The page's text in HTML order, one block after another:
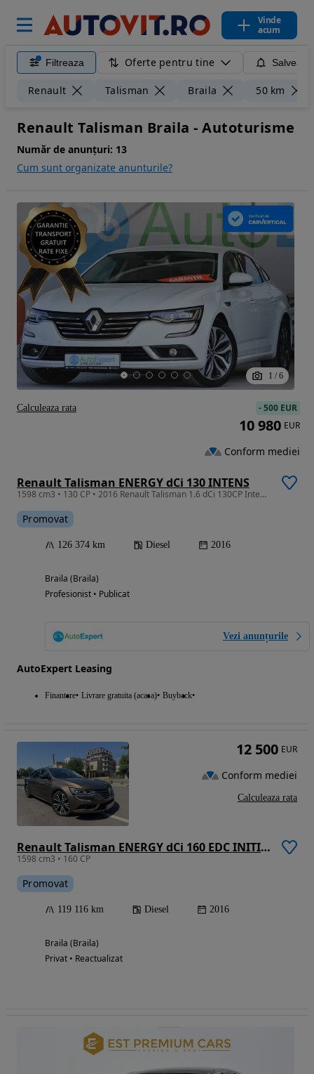
Vinde
acum
Filtreaza Oferte pentru tine
Renault Talisman Braila 50 km
Renault Talisman Braila - Autoturisme
Număr de anunțuri: 13
Cum sunt organizate anunturile?
1 / 6
Renault Talisman ENERGY dCi 130 INTENS
1598 cm3 • 130 CP • 2016 Renault Talisman 1.6 dCi 130CP Intens / RATE FIXE / Garanție
Promovat
126 374 km Diesel 2016
Braila (Braila)
Profesionist • Publicat
Vezi anunțurile
AutoExpert Leasing
Finantare Livrare gratuita (acasa) Buyback
-500 EUR
10 980 EUR
Conform mediei
Calculeaza rata
Renault Talisman ENERGY dCi 160 EDC INITIALE PARIS
1598 cm3 • 160 CP
Promovat
119 116 km Diesel 2016
Braila (Braila)
Privat • Reactualizat
12 500 EUR
Conform mediei
Calculeaza rata